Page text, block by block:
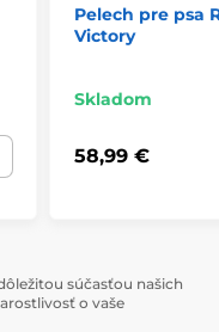
Pelech pre psa
Victory
Skladom
58,99 €
súčasťou našich
o vaše